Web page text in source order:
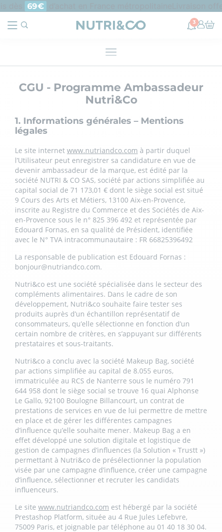
69€ d’achat en France métropolitaine
3
CGU - Programme Ambassadeur
Nutri&Co
1. Informations générales – Mentions
légales
Le site internet www.nutriandco.com à partir duquel
l’Utilisateur peut enregistrer sa candidature en vue de
devenir ambassadeur de la marque, est édité par la
société NUTRI & CO SAS, société par actions simplifiée au
capital social de 71 173,01 € dont le siège social est situé
9 Cours des Arts et Métiers, 13100 Aix-en-Provence,
inscrite au Registre du Commerce et des Sociétés de Aix-
en-Provence sous le n° 825 396 492 et représentée par
Edouard Fornas, en sa qualité de Président, identifiée
avec le N° TVA intracommunautaire : FR 66825396492
La responsable de publication est Edouard Fornas :
bonjour@nutriandco.com.
Nutri&co est une société spécialisée dans le secteur des
compléments alimentaires. Dans le cadre de son
développement, Nutri&co souhaite faire tester ses
produits auprès d’un échantillon représentatif de
consommateurs, qu’elle sélectionne en fonction d’un
certain nombre de critères, en s’appuyant sur différents
prestataires et sous-traitants.
Nutri&co a conclu avec la société Makeup Bag, société
par actions simplifiée au capital de 8.055 euros,
immatriculée au RCS de Nanterre sous le numéro 791
644 958 dont le siège social se trouve 16 quai Alphonse
Le Gallo, 92100 Boulogne Billancourt, un contrat de
prestations de services en vue de lui permettre de mettre
en place et de gérer les différentes campagnes
d’influence qu’elle souhaite mener. Makeup Bag a en
effet développé une solution digitale et logistique de
gestion de campagnes d’influences (la Solution « Trustt »)
permettant à Nutri&co de présélectionner la population
visée par une campagne d’influence, créer une campagne
d’influence, sélectionner et recruter les candidats
influenceurs.
Le site www.nutriandco.com est hébergé par la société
Prestashop Platform, située au 4 Rue Jules Lefebvre,
75009 Paris, et joignable par téléphone au 01 40 18 30 04.